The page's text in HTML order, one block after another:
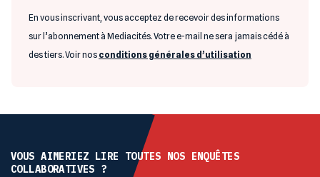
En vous inscrivant, vous acceptez de recevoir des informations
sur l’abonnement à Mediacités. Votre e-mail ne sera jamais cédé à
des tiers. Voir nos conditions générales d’utilisation
VOUS AIMERIEZ LIRE TOUTES NOS ENQUÊTES
COLLABORATIVES ?